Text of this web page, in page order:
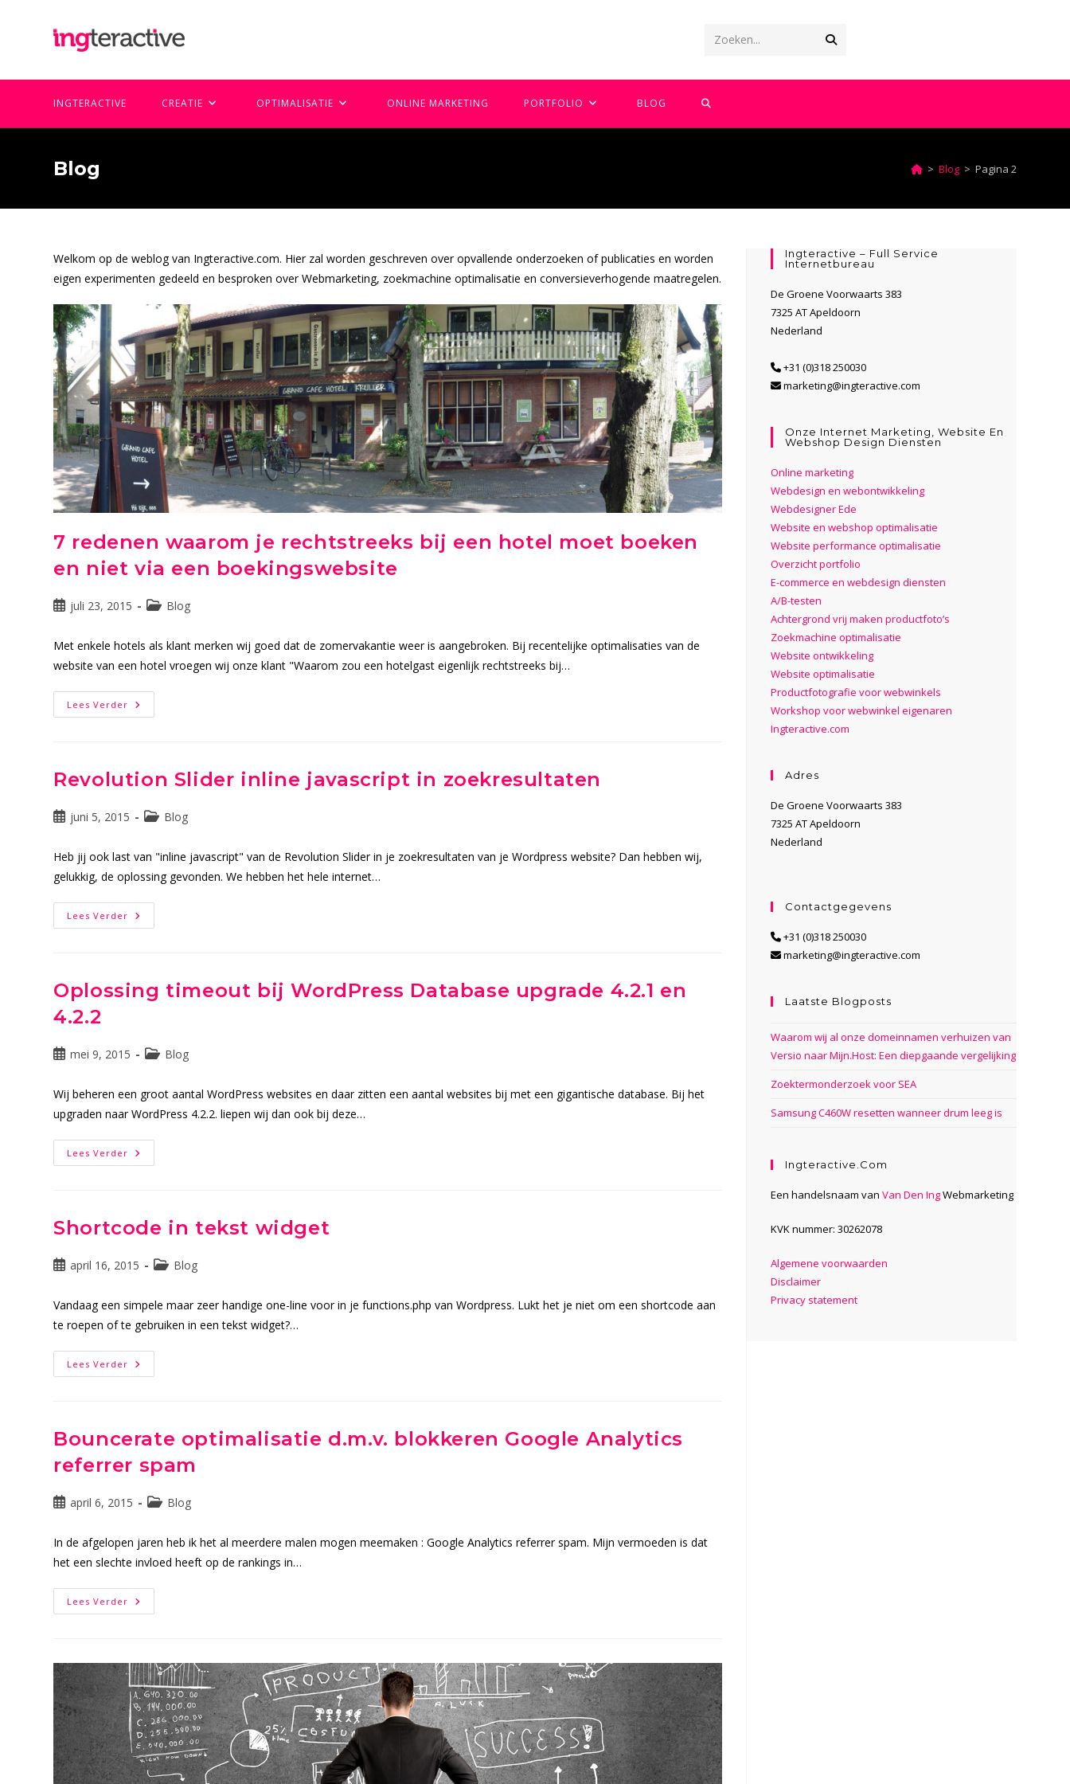
Zoeken...
INGTERACTIVE CREATIE OPTIMALISATIE ONLINE MARKETING PORTFOLIO BLOG TOGGLE
Blog > Blog > Pagina 2
Welkom op de weblog van Ingteractive.com. Hier zal worden geschreven over opvallende onderzoeken of publicaties en worden
eigen experimenten gedeeld en besproken over Webmarketing, zoekmachine optimalisatie en conversieverhogende maatregelen.
7 redenen waarom je rechtstreeks bij een hotel moet boeken
en niet via een boekingswebsite
Bericht
op:
juli 23, 2015 Berichtcategorie:
Blog
Met enkele hotels als klant merken wij goed dat de zomervakantie weer is aangebroken. Bij recentelijke optimalisaties van de
website van een hotel vroegen wij onze klant "Waarom zou een hotelgast eigenlijk rechtstreeks bij…
Lees Verder
Redenen
Een
Hotel
En
Een
Boekingswebsite
Revolution Slider inline javascript in zoekresultaten
Bericht
op:
juni 5, 2015 Berichtcategorie:
Blog
Heb jij ook last van "inline javascript" van de Revolution Slider in je zoekresultaten van je Wordpress website? Dan hebben wij,
gelukkig, de oplossing gevonden. We hebben het hele internet…
Lees Verder Revolution
Slider
Oplossing timeout bij WordPress Database upgrade 4.2.1 en
4.2.2
Bericht
op:
mei 9, 2015 Berichtcategorie:
Blog
Wij beheren een groot aantal WordPress websites en daar zitten een aantal websites bij met een gigantische database. Bij het
upgraden naar WordPress 4.2.2. liepen wij dan ook bij deze…
Lees Verder Oplossing
Timeout
4.2.1
En
Shortcode in tekst widget
Bericht
op:
april 16, 2015 Berichtcategorie:
Blog
Vandaag een simpele maar zeer handige one-line voor in je functions.php van Wordpress. Lukt het je niet om een shortcode aan
te roepen of te gebruiken in een tekst widget?…
Lees Verder Shortcode
In
Bouncerate optimalisatie d.m.v. blokkeren Google Analytics
referrer spam
Bericht
op:
april 6, 2015 Berichtcategorie:
Blog
In de afgelopen jaren heb ik het al meerdere malen mogen meemaken : Google Analytics referrer spam. Mijn vermoeden is dat
het een slechte invloed heeft op de rankings in…
Lees Verder Bouncerate
Optimalisatie
Referrer
Spam
Ingteractive – Full Service
Internetbureau
De Groene Voorwaarts 383
7325 AT Apeldoorn
Nederland
+31 (0)318 250030
marketing@ingteractive.com
Onze Internet Marketing, Website En
Webshop Design Diensten
Online marketing
Webdesign en webontwikkeling
Webdesigner Ede
Website en webshop optimalisatie
Website performance optimalisatie
Overzicht portfolio
E-commerce en webdesign diensten
A/B-testen
Achtergrond vrij maken productfoto’s
Zoekmachine optimalisatie
Website ontwikkeling
Website optimalisatie
Productfotografie voor webwinkels
Workshop voor webwinkel eigenaren
Ingteractive.com
Adres
De Groene Voorwaarts 383
7325 AT Apeldoorn
Nederland
Contactgegevens
+31 (0)318 250030
marketing@ingteractive.com
Laatste Blogposts
Waarom wij al onze domeinnamen verhuizen van
Versio naar Mijn.Host: Een diepgaande vergelijking
Zoektermonderzoek voor SEA
Samsung C460W resetten wanneer drum leeg is
Ingteractive.com
Een handelsnaam vanVan Den IngWebmarketing
KVK nummer: 30262078
Algemene voorwaarden
Disclaimer
Privacy statement